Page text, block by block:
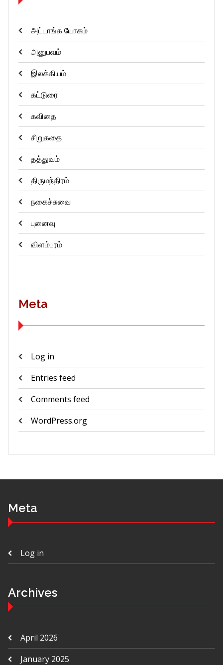
அட்டாங்க யோகம்
அனுபவம்
இலக்கியம்
கட்டுரை
கவிதை
சிறுகதை
தத்துவம்
திருமந்திரம்
நகைச்சுவை
புனைவு
விளம்பரம்
Meta
Log in
Entries feed
Comments feed
WordPress.org
Meta
Log in
Archives
April 2026
January 2025